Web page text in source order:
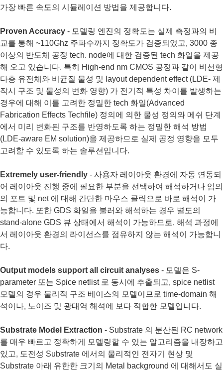
가장 빠른 속도의 시뮬레이션 방법을 제공합니다.
Proven Accuracy - 모델링 엔진의 정확도는 실제 측정과의 비
교를 통해 ~110Ghz 주파수까지 정확도가 검증되었고, 3000 종
이상의 반도체 공정 tech. node에 대한 검증된 tech 화일을 제공
해 오고 있습니다. 특히 High-end nm CMOS 공정과 같이 비선형
다층 유전체와 비균질 물성 및 layout dependent effect (LDE- 제
작시 구조 및 물성의 변화 영향) 가 전기적 특성 차이를 발생하는
경우에 대해 이를 고려한 정밀한 tech 화일(Advanced
Fabrication Effects Techfile) 정의에 의한 물성 정의와 메쉬 단계
에서 미리 변화된 구조를 반영하도록 하는 정밀한 해석 방법
(LDE-aware EM solution)을 제공하므로 실제 공정 영향을 모두
고려할 수 있도록 하는 솔루션입니다.
Extremely user-friendly - 사용자 레이아웃 환경에 자동 연동되
어 레이아웃 진행 중에 필요한 부분을 선택하여 해석하거나 임의
의 포트 및 net 에 대해 간단한 마우스 클릭으로 바로 해석이 가
능합니다. 또한 GDS 화일을 불러와 해석하는 경우 별도의
stand-alone GDS 뷰 상태에서 해석이 가능하므로, 해석 과정에
서 레이아웃 환경의 라이선스를 점유하지 않는 해석이 가능합니
다.
Output models support all circuit analyses - 모델은 S-
parameter 또는 Spice netlist 로 동시에 추출되고, spice netlist
모델의 경우 물리적 구조 베이스의 모델이므로 time-domain 해
석이나, 노이즈 및 광대역 해석에 보다 적합한 모델입니다.
Substrate Model Extraction - Substrate 의 분산된 RC network
를 매우 빠르고 정확하게 모델링할 수 있는 알고리즘을 내장하고
있고, 도전성 Substrate 에서의 물리적인 전자기 현상 및
Substrate 아래 유한한 크기의 Metal background 에 대해서도 실